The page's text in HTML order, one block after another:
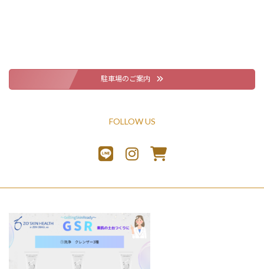
駐車場のご案内
FOLLOW US